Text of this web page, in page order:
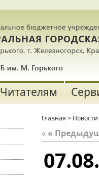
Читателям
Главная > Новости
« «